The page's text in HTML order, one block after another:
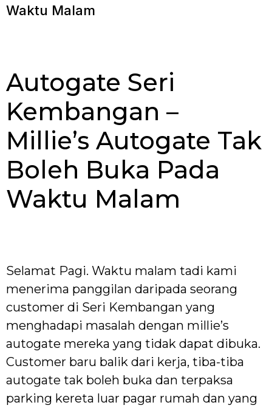
Waktu Malam
Autogate Seri
Kembangan –
Millie’s Autogate Tak
Boleh Buka Pada
Waktu Malam
Selamat Pagi. Waktu malam tadi kami
menerima panggilan daripada seorang
customer di Seri Kembangan yang
menghadapi masalah dengan millie’s
autogate mereka yang tidak dapat dibuka.
Customer baru balik dari kerja, tiba-tiba
autogate tak boleh buka dan terpaksa
parking kereta luar pagar rumah dan yang